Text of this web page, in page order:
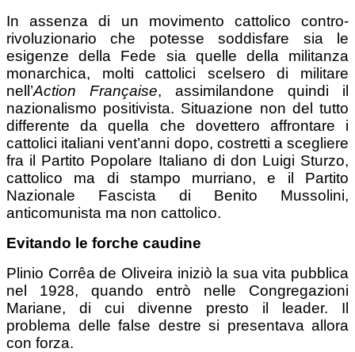
In assenza di un movimento cattolico contro-
rivoluzionario che potesse soddisfare sia le
esigenze della Fede sia quelle della militanza
monarchica, molti cattolici scelsero di militare
nell’Action Française, assimilandone quindi il
nazionalismo positivista. Situazione non del tutto
differente da quella che dovettero affrontare i
cattolici italiani vent’anni dopo, costretti a scegliere
fra il Partito Popolare Italiano di don Luigi Sturzo,
cattolico ma di stampo murriano, e il Partito
Nazionale Fascista di Benito Mussolini,
anticomunista ma non cattolico.
Evitando le forche caudine
Plinio Corrêa de Oliveira iniziò la sua vita pubblica
nel 1928, quando entrò nelle Congregazioni
Mariane, di cui divenne presto il leader. Il
problema delle false destre si presentava allora
con forza.